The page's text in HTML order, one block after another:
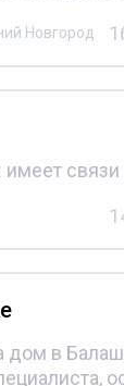
Новгород
имеет
дом в